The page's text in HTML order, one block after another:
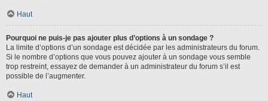
Haut
Pourquoi ne puis-je pas ajouter plus d’options à un sondage ?
La limite d’options d’un sondage est décidée par les administrateurs du forum.
Si le nombre d’options que vous pouvez ajouter à un sondage vous semble
trop restreint, essayez de demander à un administrateur du forum s’il est
possible de l’augmenter.
Haut